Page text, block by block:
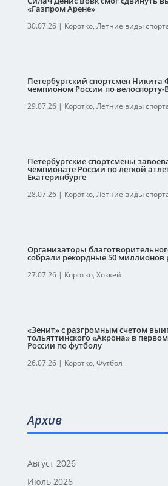
«Газпром Арене»
30.07.26| Коротко, Летние виды
Петербургский спортсмен Никита
чемпионом России по
29.07.26| Коротко, Летние виды
Петербургские спортсмены
чемпионате России по легкой
Екатеринбурге
28.07.26| Коротко, Летние виды
Организаторы
собрали рекордные 50 миллионов
27.07.26| Коротко, Хоккей
«Зенит» с разгромным счетом
тольяттинского «Акрона» в
России по футболу
26.07.26| Коротко, Футбол
Архив
Август 2026
Июль 2026